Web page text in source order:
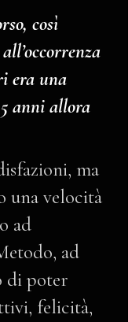
così
era una
anni allora
ma
una velocità
ad
ad
di poter
felicità,